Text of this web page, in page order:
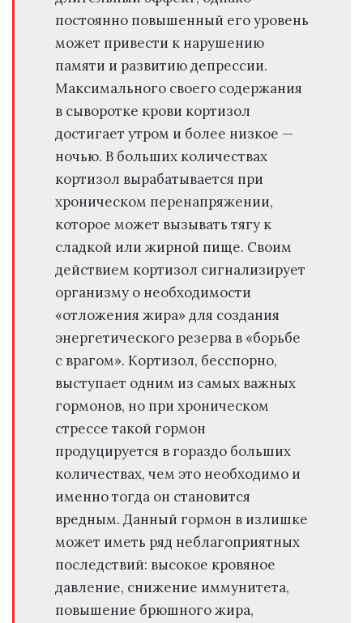
постоянно повышенный его уровень
может привести к нарушению
памяти и развитию депрессии.
Максимального своего содержания
в сыворотке крови кортизол
достигает утром и более низкое —
ночью. В больших количествах
кортизол вырабатывается при
хроническом перенапряжении,
которое может вызывать тягу к
сладкой или жирной пище. Своим
действием кортизол сигнализирует
организму о необходимости
«отложения жира» для создания
энергетического резерва в «борьбе
с врагом». Кортизол, бесспорно,
выступает одним из самых важных
гормонов, но при хроническом
стрессе такой гормон
продуцируется в гораздо больших
количествах, чем это необходимо и
именно тогда он становится
вредным. Данный гормон в излишке
может иметь ряд неблагоприятных
последствий: высокое кровяное
давление, снижение иммунитета,
повышение брюшного жира,